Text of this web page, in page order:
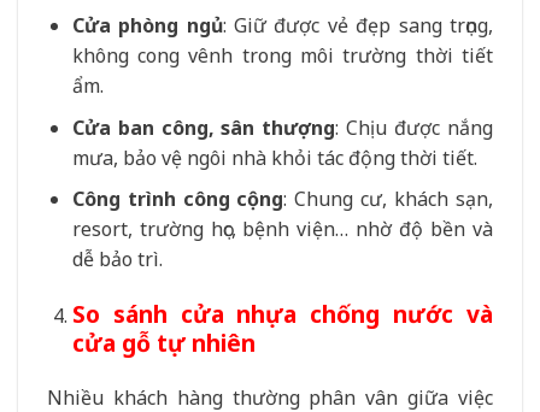
Cửa phòng ngủ: Giữ được vẻ đẹp sang trọng,
không cong vênh trong môi trường thời tiết
ẩm.
Cửa ban công, sân thượng: Chịu được nắng
mưa, bảo vệ ngôi nhà khỏi tác động thời tiết.
Công trình công cộng: Chung cư, khách sạn,
resort, trường học, bệnh viện… nhờ độ bền và
dễ bảo trì.
So sánh cửa nhựa chống nước và
cửa gỗ tự nhiên
Nhiều khách hàng thường phân vân giữa việc